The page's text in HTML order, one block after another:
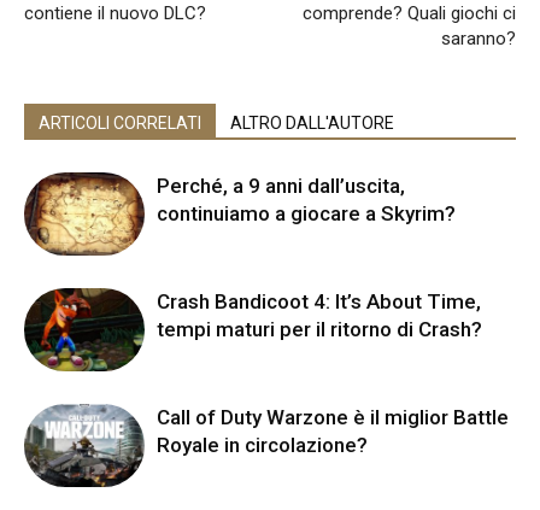
contiene il nuovo DLC?
comprende? Quali giochi ci
saranno?
ARTICOLI CORRELATI ALTRO DALL'AUTORE
Perché, a 9 anni dall’uscita,
continuiamo a giocare a Skyrim?
Crash Bandicoot 4: It’s About Time,
tempi maturi per il ritorno di Crash?
Call of Duty Warzone è il miglior Battle
Royale in circolazione?